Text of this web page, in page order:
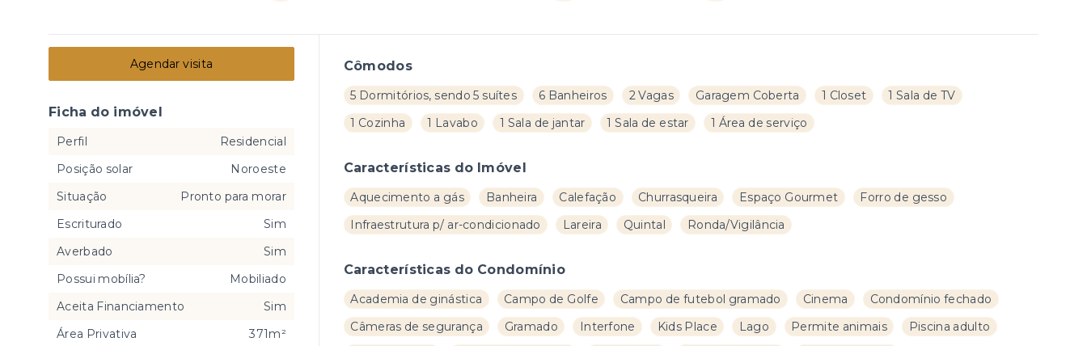
Cômodos
5 Dormitórios, sendo 5 suítes 6 Banheiros 2 Vagas Garagem Coberta 1 Closet
1 Sala de TV
1 Cozinha
1 Lavabo 1 Sala de jantar 1 Sala de estar 1 Área de serviço
Características do Imóvel
Aquecimento a gás Banheira Calefação Churrasqueira Espaço Gourmet
Forro de gesso
Infraestrutura p/ ar-condicionado
Lareira Quintal Ronda/Vigilância
Características do Condomínio
Academia de ginástica Campo de Golfe Campo de futebol gramado Cinema
Condomínio fechado
Câmeras de segurança
Gramado Interfone Kids Place Lago Permite animais
Piscina adulto
Agendar visita
Ficha do imóvel
Perfil
Residencial
Posição solar
Noroeste
Situação
Pronto para morar
Escriturado
Sim
Averbado
Sim
Possui mobília?
Mobiliado
Aceita Financiamento
Sim
Área Privativa
371m²